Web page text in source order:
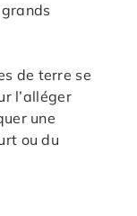
de terre se
l’alléger
une
ou du